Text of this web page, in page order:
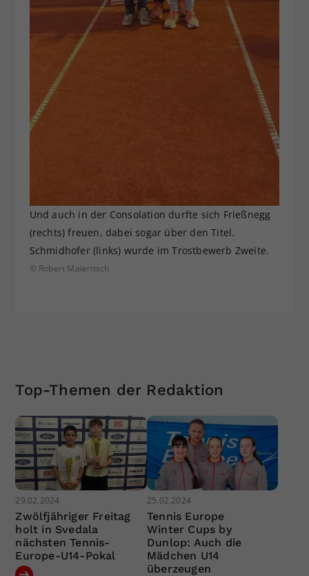
Und auch in der Consolation durfte sich Frießnegg
(rechts) freuen, dabei sogar über den Titel.
Schmidhofer (links) wurde im Trostbewerb Zweite.
© Robert Maieritsch
Top-Themen der Redaktion
29.02.2024
Zwölfjähriger Freitag
holt in Svedala
nächsten Tennis-
Europe-U14-Pokal
25.02.2024
Tennis Europe
Winter Cups by
Dunlop: Auch die
Mädchen U14
überzeugen